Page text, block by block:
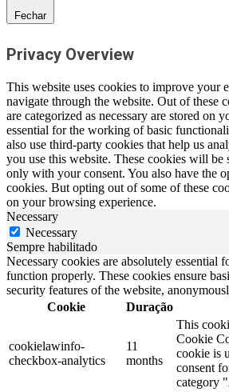
Fechar
Privacy Overview
This website uses cookies to improve your
navigate through the website. Out of these
are categorized as necessary are stored on
essential for the working of basic
also use third-party cookies that help us
you use this website. These cookies will be
only with your consent. You also have the
cookies. But opting out of some of these
on your browsing experience.
Necessary
Necessary
Sempre habilitado
Necessary cookies are absolutely essential
function properly. These cookies ensure
security features of the website,
Cookie
Duração
cookielawinfo-
checkbox-analytics
11
months
This
Cookie
cookie is
consent
category